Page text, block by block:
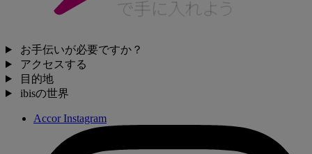
お手伝いが必要ですか？
アクセスする
目的地
ibisの世界
Accor Instagram